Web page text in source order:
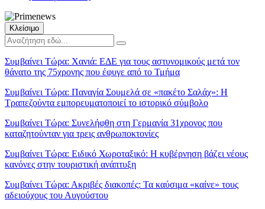
Κλείσιμο
Συμβαίνει Τώρα: Χανιά: ΕΔΕ για τους αστυνομικούς μετά τον
θάνατο της 75χρονης που έφυγε από το Τμήμα
Συμβαίνει Τώρα: Παναγία Σουμελά σε «πακέτο Σαλάχ»: Η
Τραπεζούντα εμπορευματοποιεί το ιστορικό σύμβολο
Συμβαίνει Τώρα: Συνελήφθη στη Γερμανία 31χρονος που
καταζητούνταν για τρεις ανθρωποκτονίες
Συμβαίνει Τώρα: Ειδικό Χωροταξικό: Η κυβέρνηση βάζει νέους
κανόνες στην τουριστική ανάπτυξη
Συμβαίνει Τώρα: Ακριβές διακοπές: Τα καύσιμα «καίνε» τους
αδειούχους του Αυγούστου